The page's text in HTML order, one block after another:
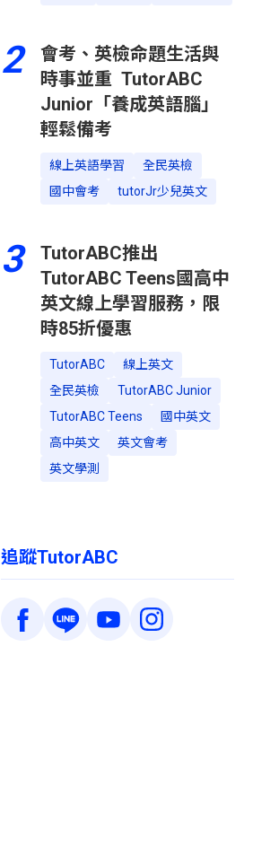
2
會考、英檢命題生活與
時事並重 TutorABC
Junior「養成英語腦」
輕鬆備考
線上英語學習
全民英檢
國中會考
tutorJr少兒英文
3
TutorABC推出
TutorABC Teens國高中
英文線上學習服務，限
時85折優惠
TutorABC
線上英文
全民英檢
TutorABC Junior
TutorABC Teens
國中英文
高中英文
英文會考
英文學測
追蹤TutorABC